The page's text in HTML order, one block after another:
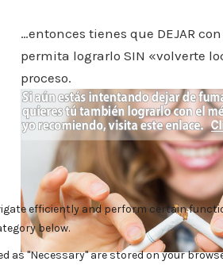
…entonces tienes que DEJAR
permita lograrlo SIN «volverte
proceso.